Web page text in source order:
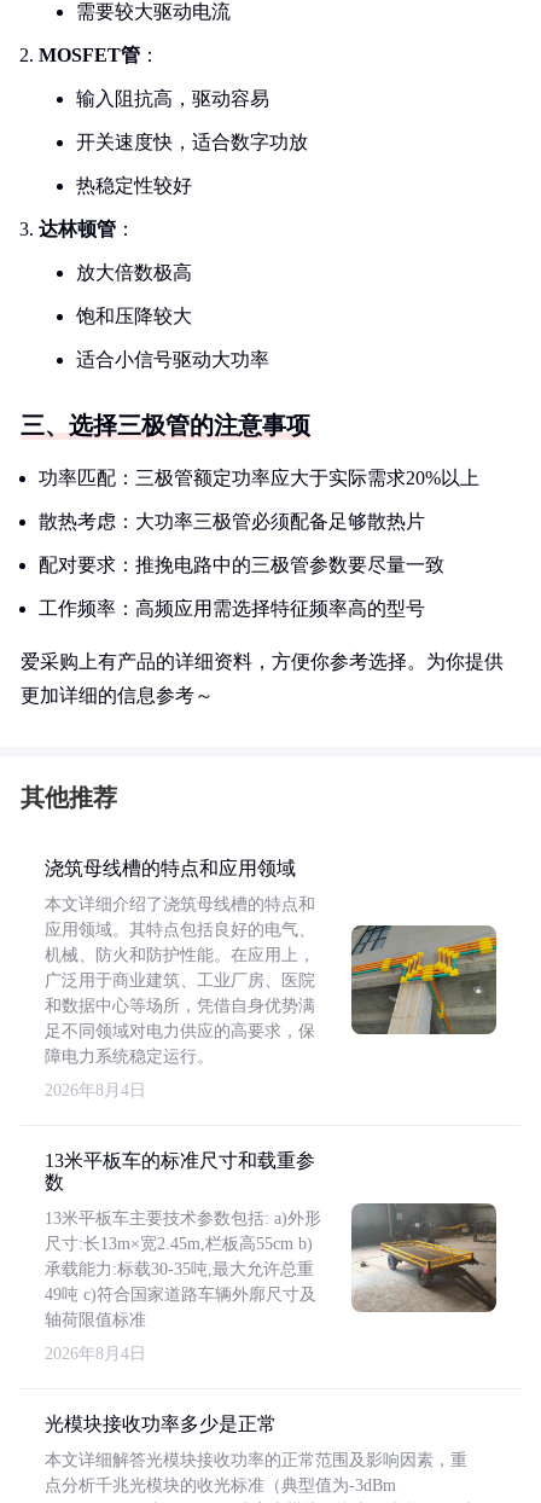
需要较大驱动电流
MOSFET管 ：
输入阻抗高，驱动容易
开关速度快，适合数字功放
热稳定性较好
达林顿管 ：
放大倍数极高
饱和压降较大
适合小信号驱动大功率
三、选择三极管的注意事项
功率匹配：三极管额定功率应大于实际需求20%以上
散热考虑：大功率三极管必须配备足够散热片
配对要求：推挽电路中的三极管参数要尽量一致
工作频率：高频应用需选择特征频率高的型号
爱采购上有产品的详细资料，方便你参考选择。为你提供
更加详细的信息参考～
其他推荐
浇筑母线槽的特点和应用领域
本文详细介绍了浇筑母线槽的特点和
应用领域。其特点包括良好的电气、
机械、防火和防护性能。在应用上，
广泛用于商业建筑、工业厂房、医院
和数据中心等场所，凭借自身优势满
足不同领域对电力供应的高要求，保
障电力系统稳定运行。
2026年8月4日
13米平板车的标准尺寸和载重参
数
13米平板车主要技术参数包括: a)外形
尺寸:长13m×宽2.45m,栏板高55cm b)
承载能力:标载30-35吨,最大允许总重
49吨 c)符合国家道路车辆外廓尺寸及
轴荷限值标准
2026年8月4日
光模块接收功率多少是正常
本文详细解答光模块接收功率的正常范围及影响因素，重
点分析千兆光模块的收光标准（典型值为-3dBm